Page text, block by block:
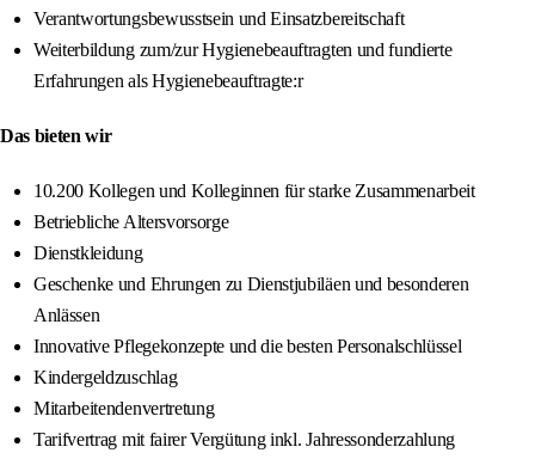
Verantwortungsbewusstsein und Einsatzbereitschaft
Weiterbildung zum/zur Hygienebeauftragten und fundierte
Erfahrungen als Hygienebeauftragte:r
Das bieten wir
10.200 Kollegen und Kolleginnen für starke Zusammenarbeit
Betriebliche Altersvorsorge
Dienstkleidung
Geschenke und Ehrungen zu Dienstjubiläen und besonderen
Anlässen
Innovative Pflegekonzepte und die besten Personalschlüssel
Kindergeldzuschlag
Mitarbeitendenvertretung
Tarifvertrag mit fairer Vergütung inkl. Jahressonderzahlung